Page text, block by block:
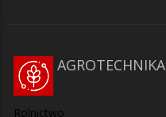
AGROTECHNIKA
Rolnictwo